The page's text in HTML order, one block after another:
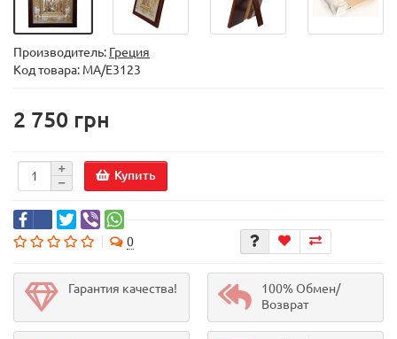
Производитель: Греция
Код товара: MA/E3123
2 750 грн
Купить
0
Гарантия качества!
100% Обмен/
Возврат